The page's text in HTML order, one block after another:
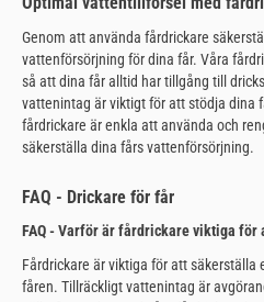
Genom att använda fårdrickare
vattenförsörjning för dina får. Våra
så att dina får alltid har tillgång till
vattenintag är viktigt för att stödja dina
fårdrickare är enkla att använda och
säkerställa dina fårs vattenförsörjning.
FAQ - Drickare för får
FAQ - Varför är fårdrickare viktiga för
Fårdrickare är viktiga för att
fåren. Tillräckligt vattenintag är